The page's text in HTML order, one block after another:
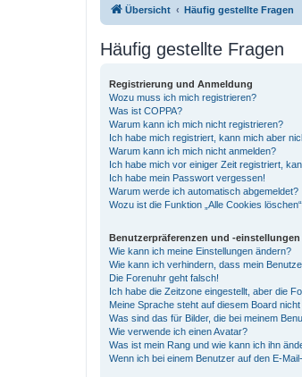
Übersicht Häufig gestellte Fragen
Häufig gestellte Fragen
Registrierung und Anmeldung
Wozu muss ich mich registrieren?
Was ist COPPA?
Warum kann ich mich nicht registrieren?
Ich habe mich registriert, kann mich aber
Warum kann ich mich nicht anmelden?
Ich habe mich vor einiger Zeit registriert,
Ich habe mein Passwort vergessen!
Warum werde ich automatisch abgemeldet?
Wozu ist die Funktion „Alle Cookies
Benutzerpräferenzen und -einstellungen
Wie kann ich meine Einstellungen ändern?
Wie kann ich verhindern, dass mein
Die Forenuhr geht falsch!
Ich habe die Zeitzone eingestellt, aber die
Meine Sprache steht auf diesem Board
Was sind das für Bilder, die bei meinem
Wie verwende ich einen Avatar?
Was ist mein Rang und wie kann ich ihn
Wenn ich bei einem Benutzer auf den E-